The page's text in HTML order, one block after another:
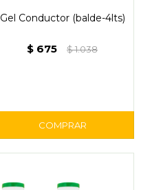
Gel Conductor (balde-4lts)
$ 675 $1.038